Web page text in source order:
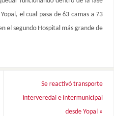
el cual pasa de 63 camas a 73
el segundo Hospital más grande de
Se reactivó transporte
interveredal e intermunicipal
desde Yopal »